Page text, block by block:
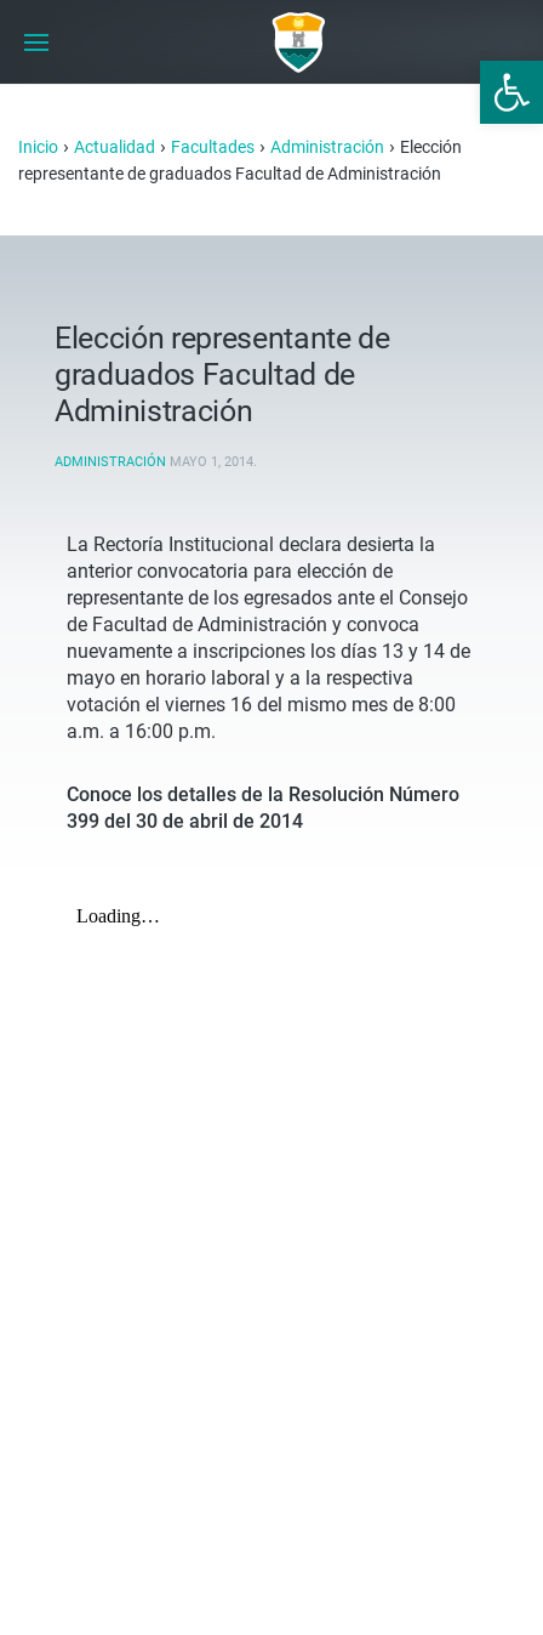
Abrir
Inicio › Actualidad › Facultades › Administración › Elección
representante de graduados Facultad de Administración
Elección representante de
graduados Facultad de
Administración
ADMINISTRACIÓN MAYO 1, 2014.
La Rectoría Institucional declara desierta la
anterior convocatoria para elección de
representante de los egresados ante el Consejo
de Facultad de Administración y convoca
nuevamente a inscripciones los días 13 y 14 de
mayo en horario laboral y a la respectiva
votación el viernes 16 del mismo mes de 8:00
a.m. a 16:00 p.m.
Conoce los detalles de la Resolución Número
399 del 30 de abril de 2014